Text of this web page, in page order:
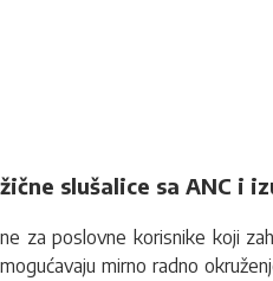
slušalice sa ANC i
za poslovne korisnike koji
mirno radno